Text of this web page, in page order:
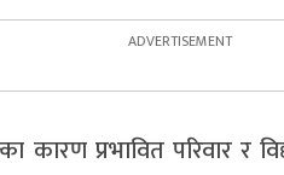
कारण प्रभावित परिवार